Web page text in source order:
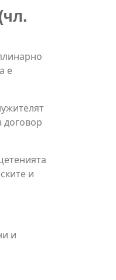
е
договор
и
и